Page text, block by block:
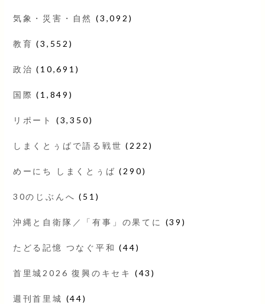
気象・災害・自然 (3,092)
教育 (3,552)
政治 (10,691)
国際 (1,849)
リポート (3,350)
しまくとぅばで語る戦世 (222)
めーにち しまくとぅば (290)
30のじぶんへ (51)
沖縄と自衛隊／「有事」の果てに (39)
たどる記憶 つなぐ平和 (44)
首里城2026 復興のキセキ (43)
週刊首里城 (44)